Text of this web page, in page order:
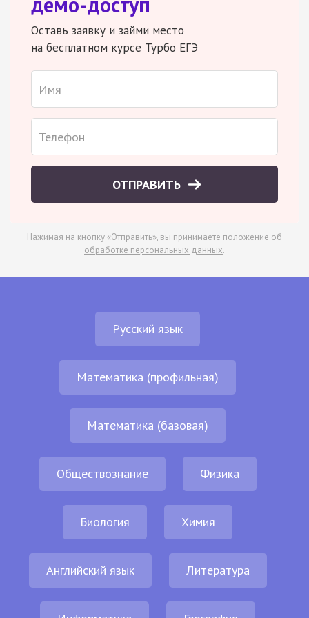
Оставь заявку и займи место
на бесплатном курсе Турбо ЕГЭ
ОТПРАВИТЬ
Нажимая на кнопку «Отправить», вы принимаете положение об
обработке персональных данных.
Русский язык
Математика (профильная)
Математика (базовая)
Обществознание Физика
Биология Химия
Английский язык Литература